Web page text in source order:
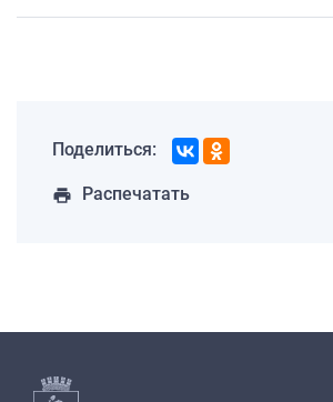
Поделиться:
print Распечатать